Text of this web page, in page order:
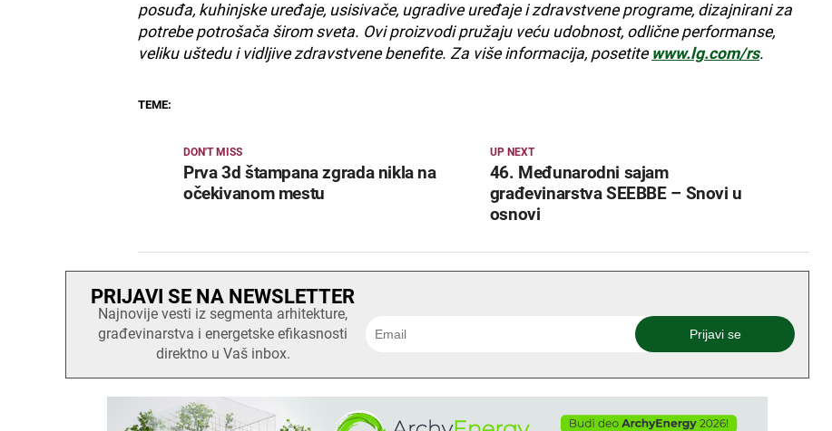
posuđa, kuhinjske uređaje, usisivače, ugradive uređaje i zdravstvene programe, dizajnirani za
potrebe potrošača širom sveta. Ovi proizvodi pružaju veću udobnost, odlične performanse,
veliku uštedu i vidljive zdravstvene benefite. Za više informacija, posetite www.lg.com/rs.
TEME:
UP NEXT
46. Međunarodni sajam
građevinarstva SEEBBE – Snovi u
osnovi
DON'T MISS
Prva 3d štampana zgrada nikla na
očekivanom mestu
PRIJAVI SE NA NEWSLETTER
Najnovije vesti iz segmenta arhitekture,
građevinarstva i energetske efikasnosti
direktno u Vaš inbox.